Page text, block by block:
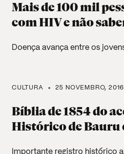
Mais de 100 mil
com HIV e não
Doença avança entre os
CULTURA 25 NOVEMBRO,
Bíblia de 1854 do
Histórico de Bauru
Importante registro histórico